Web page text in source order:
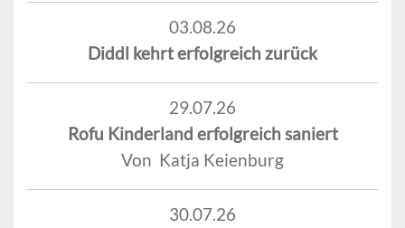
03.08.26
Diddl kehrt erfolgreich zurück
29.07.26
Rofu Kinderland erfolgreich saniert
Von Katja Keienburg
30.07.26